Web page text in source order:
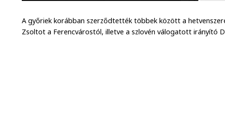
A győriek korábban szerződtették többek között a
Zsoltot a Ferencvárostól, illetve a szlovén válogatott irányító